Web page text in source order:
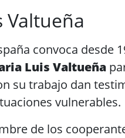
Valtueña
convoca desde
Luis Valtueña
su trabajo dan
vulnerables.
de los